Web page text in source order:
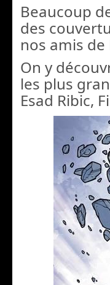
Beaucoup
des
nos amis de
On y
les plus
Esad Ribic,